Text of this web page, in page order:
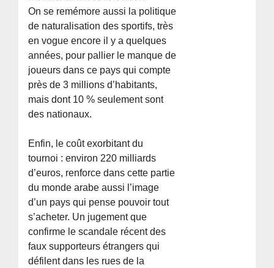
On se remémore aussi la politique
de naturalisation des sportifs, très
en vogue encore il y a quelques
années, pour pallier le manque de
joueurs dans ce pays qui compte
près de 3 millions d’habitants,
mais dont 10 % seulement sont
des nationaux.
Enfin, le coût exorbitant du
tournoi : environ 220 milliards
d’euros, renforce dans cette partie
du monde arabe aussi l’image
d’un pays qui pense pouvoir tout
s’acheter. Un jugement que
confirme le scandale récent des
faux supporteurs étrangers qui
défilent dans les rues de la